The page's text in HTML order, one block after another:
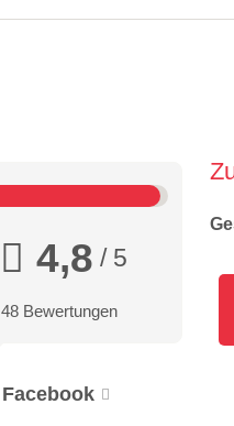
4,8 / 5
48 Bewertungen
Facebook